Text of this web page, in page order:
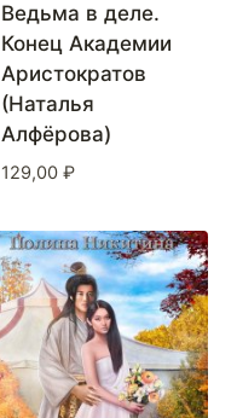
Ведьма в деле.
Конец Академии
Аристократов
(Наталья
Алфёрова)
129,00 ₽